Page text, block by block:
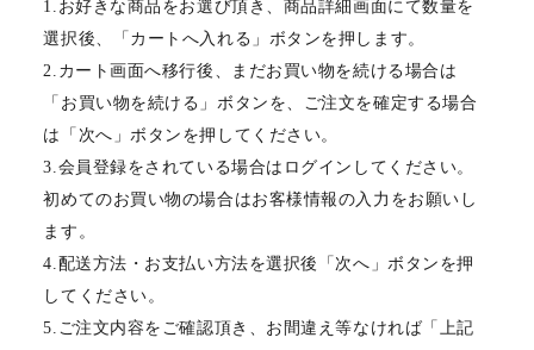
1.お好きな商品をお選び頂き、商品詳細画面にて数量を
選択後、「カートへ入れる」ボタンを押します。
2.カート画面へ移行後、まだお買い物を続ける場合は
「お買い物を続ける」ボタンを、ご注文を確定する場合
は「次へ」ボタンを押してください。
3.会員登録をされている場合はログインしてください。
初めてのお買い物の場合はお客様情報の入力をお願いし
ます。
4.配送方法・お支払い方法を選択後「次へ」ボタンを押
してください。
5.ご注文内容をご確認頂き、お間違え等なければ「上記